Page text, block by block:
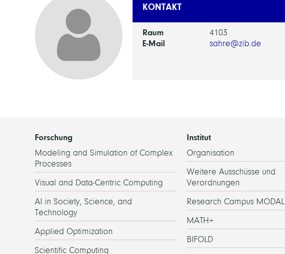
KONTAKT
Raum 4103
E-Mail sahre@zib.de
Forschung
Modeling and Simulation of Complex
Processes
Visual and Data-Centric Computing
AI in Society, Science, and
Technology
Applied Optimization
Scientific Computing
Institut
Organisation
Weitere Ausschüsse und
Verordnungen
Research Campus MODAL
MATH+
BIFOLD